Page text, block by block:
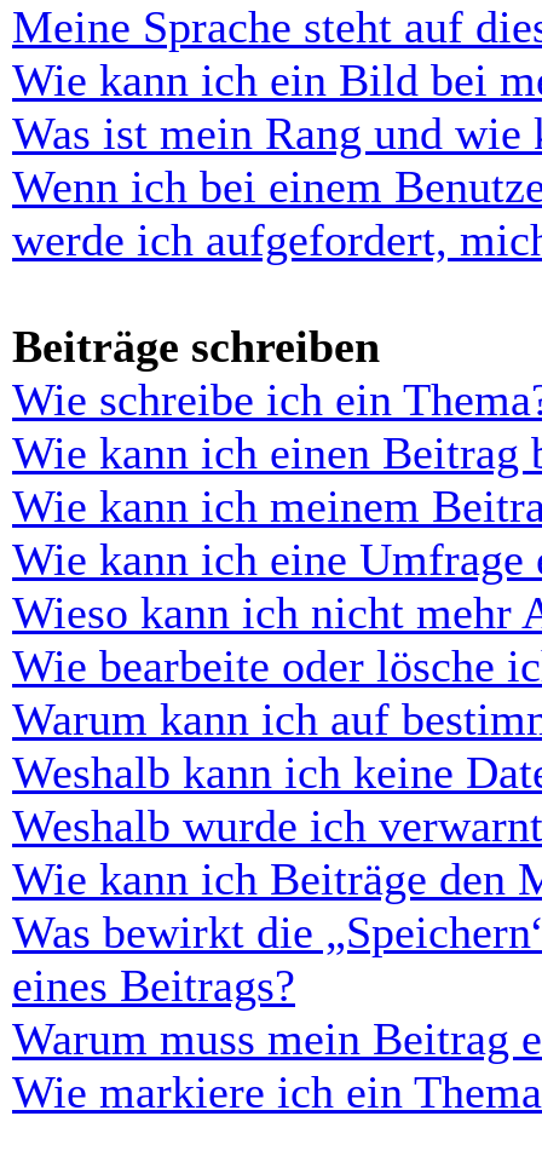
Meine Sprache steht auf
Wie kann ich ein Bild bei
Was ist mein Rang und wie
Wenn ich bei einem
werde ich aufgefordert,
Beiträge schreiben
Wie schreibe ich ein
Wie kann ich einen Beitrag
Wie kann ich meinem
Wie kann ich eine Umfrage
Wieso kann ich nicht mehr
Wie bearbeite oder lösche
Warum kann ich auf
Weshalb kann ich keine
Weshalb wurde ich
Wie kann ich Beiträge den
Was bewirkt die
eines Beitrags?
Warum muss mein Beitrag
Wie markiere ich ein